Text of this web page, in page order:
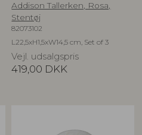
Addison Tallerken, Rosa,
Stentøj
82073102
L22,5xH1,5xW14,5 cm, Set of 3
Vejl. udsalgspris
419,00 DKK